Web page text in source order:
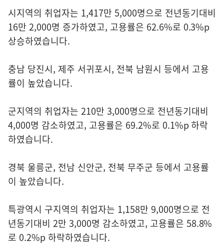
시지역의 취업자는 1,417만 5,000명으로 전년동기대비
16만 2,000명 증가하였고, 고용률은 62.6%로 0.3%p
상승하였습니다.
충남 당진시, 제주 서귀포시, 전북 남원시 등에서 고용
률이 높았습니다.
군지역의 취업자는 210만 3,000명으로 전년동기대비
4,000명 감소하였고, 고용률은 69.2%로 0.1%p 하락
하였습니다.
경북 울릉군, 전남 신안군, 전북 무주군 등에서 고용률
이 높았습니다.
특광역시 구지역의 취업자는 1,158만 9,000명으로 전
년동기대비 2만 3,000명 감소하였고, 고용률은 58.8%
로 0.2%p 하락하였습니다.